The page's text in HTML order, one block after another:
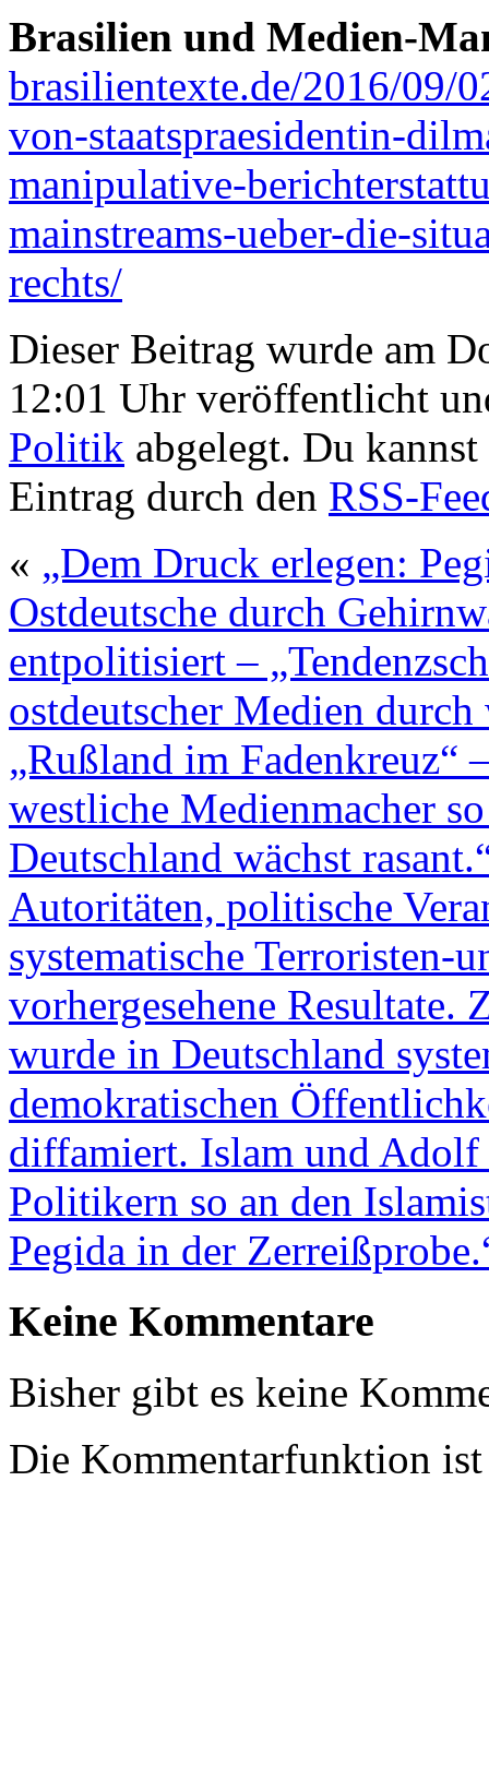
Brasilien und Medien-
brasilientexte.de/2016/09/
von-staatspraesidentin-
manipulative-
mainstreams-ueber-die-
rechts/
Dieser Beitrag wurde am
12:01 Uhr veröffentlicht
Politik abgelegt. Du
Eintrag durch den RSS-
« „Dem Druck erlegen:
Ostdeutsche durch
entpolitisiert –
ostdeutscher Medien
„Rußland im Fadenkreuz“
westliche Medienmacher
Deutschland wächst
Autoritäten, politische
systematische Terroristen-
vorhergesehene Resultate.
wurde in Deutschland
demokratischen
diffamiert. Islam und Adolf
Politikern so an den
Pegida in der
Keine Kommentare
Bisher gibt es keine
Die Kommentarfunktion